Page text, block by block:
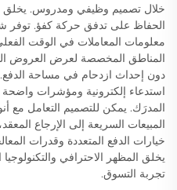
خلال تصميم وظيفي ومدروس. يخلق
الحفاظ على تدفق حركة كفؤ. توفر
معلومات المعاملات في الوقت
المناطق المخصصة لعرض العروض
دون إحداث ازدحام في مساحة الدفع.
استدعاء إلكترونية ومؤشرات واضحة
المدرَك. يمكن للتصميم التعامل مع
المبيعات السريعة إلى الإرجاع
خيارات الدفع المتعددة وقدرات
يخلق المظهر الاحترافي والتكنولوجيا
تجربة التسوق.